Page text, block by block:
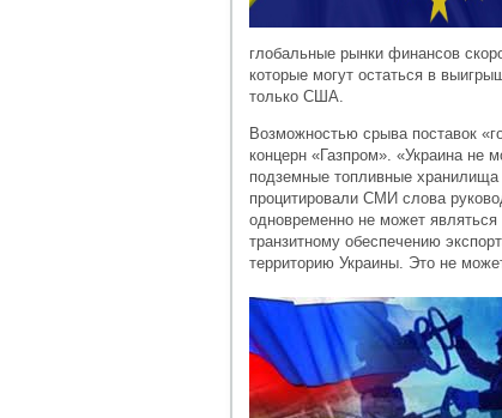
глобальные рынки финансов
которые могут остаться в
только США.
Возможностью срыва поставок
концерн «Газпром». «Украина не
подземные топливные
процитировали СМИ слова
одновременно не может являться
транзитному обеспечению
территорию Украины. Это не